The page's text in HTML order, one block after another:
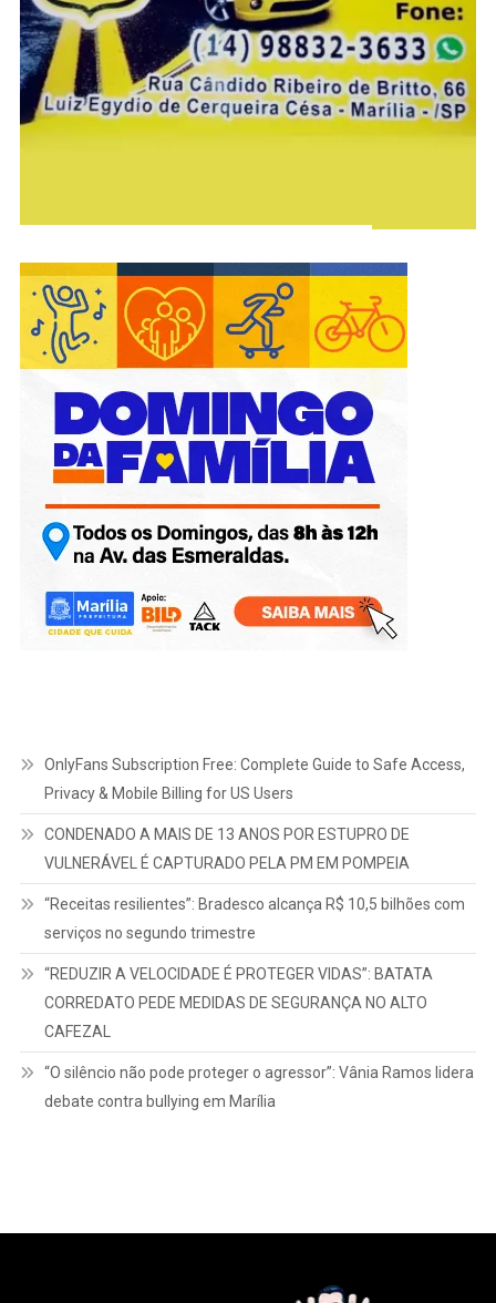
OnlyFans Subscription Free: Complete Guide to Safe Access,
Privacy & Mobile Billing for US Users
CONDENADO A MAIS DE 13 ANOS POR ESTUPRO DE
VULNERÁVEL É CAPTURADO PELA PM EM POMPEIA
“Receitas resilientes”: Bradesco alcança R$ 10,5 bilhões com
serviços no segundo trimestre
“REDUZIR A VELOCIDADE É PROTEGER VIDAS”: BATATA
CORREDATO PEDE MEDIDAS DE SEGURANÇA NO ALTO
CAFEZAL
“O silêncio não pode proteger o agressor”: Vânia Ramos lidera
debate contra bullying em Marília